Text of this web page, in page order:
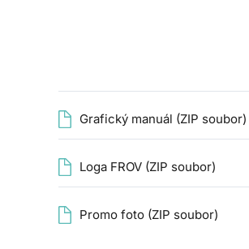
Grafický manuál (ZIP soubor)
Loga FROV (ZIP soubor)
Promo foto (ZIP soubor)